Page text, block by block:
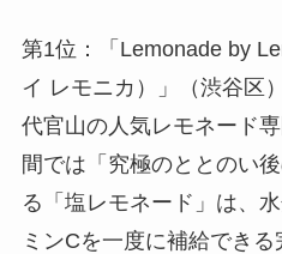
第1位：「Lemonade by
イ レモニカ）」（渋谷区）
代官山の人気レモネード
間では「究極のととのい
る「塩レモネード」は、
ミンCを一度に補給でき